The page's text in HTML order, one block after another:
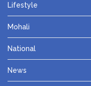
Lifestyle
Mohali
National
News